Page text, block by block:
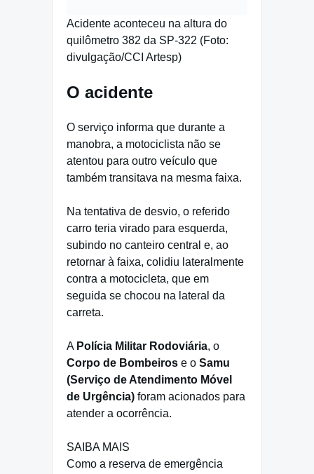
Acidente aconteceu na altura do
quilômetro 382 da SP-322 (Foto:
divulgação/CCI Artesp)
O acidente
O serviço informa que durante a
manobra, a motociclista não se
atentou para outro veículo que
também transitava na mesma faixa.
Na tentativa de desvio, o referido
carro teria virado para esquerda,
subindo no canteiro central e, ao
retornar à faixa, colidiu lateralmente
contra a motocicleta, que em
seguida se chocou na lateral da
carreta.
A Polícia Militar Rodoviária, o
Corpo de Bombeiros e o Samu
(Serviço de Atendimento Móvel
de Urgência) foram acionados para
atender a ocorrência.
SAIBA MAIS
Como a reserva de emergência